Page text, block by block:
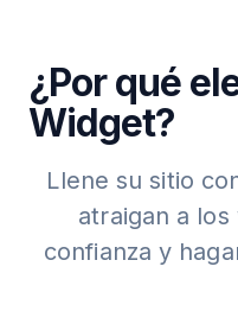
¿Por qué
Widget?
Llene su sitio
atraigan a
confianza y